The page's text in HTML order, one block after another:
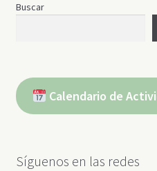
Buscar
Calendario de
Síguenos en las redes